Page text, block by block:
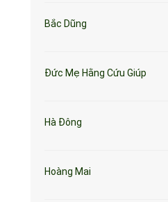
Bắc Dũng
Đức Mẹ Hằng Cứu Giúp
Hà Đông
Hoàng Mai